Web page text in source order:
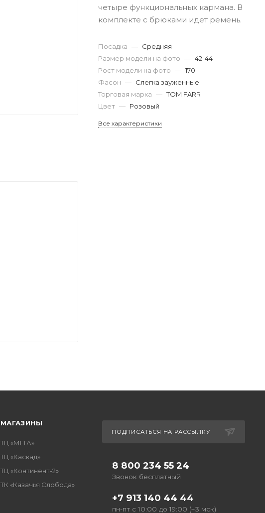
четыре функциональных кармана. В
комплекте с брюками идет ремень.
Посадка — Средняя
Размер модели на фото — 42-44
Рост модели на фото — 170
Фасон — Слегка зауженные
Торговая марка — TOM FARR
Цвет — Розовый
Все характеристики
МАГАЗИНЫ
ТЦ «МЕГА»
ТЦ «Каскад»
ТЦ «Континент-2»
ТК «Казачья Слобода»
ПОДПИСАТЬСЯ НА РАССЫЛКУ
8 800 234 55 24
Звонок бесплатный
+7 913 140 44 44
пн-пт с 10:00 до 19:00 (+3 мск)